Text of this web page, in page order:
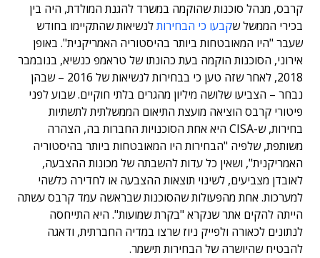
קרבס, מנהל סוכנות שהוקמה במשרד להגנת המולדת, היה בין
בכירי הממשל שקבעו כי הבחירותלנשיאות שהתקיימו בחודש
שעבר "היו המאובטחות ביותר בהיסטוריה האמריקנית". באופן
אירוני, הסוכנות הוקמה בעת כהונתו של טראמפ כנשיא, בנובמבר
2018, לאחר שזה טען כי בבחירות לנשיאות של 2016 – שבהן
נבחר – הצביעו שלושה מיליון מהגרים בלתי חוקיים. שבוע לפני
פיטורי קרבס הוציאה מועצת התיאום הממשלתית לתשתיות
בחירות, ש-CISA היא אחת הסוכנויות החברות בה, הצהרה
משותפת, שלפיה "הבחירות היו המאובטחות ביותר בהיסטוריה
האמריקנית", ושאין כל עדות להשבתה של מכונות ההצבעה,
לאובדן מצביעים, לשינוי תוצאות ההצבעה או לחדירה כלשהי
למערכות. אחת מהפעולות שהסוכנות שבראשה עמד קרבס עשתה
הייתה להקים אתר שנקרא "בקרת שמועות". היא התייחסה
לנתונים לכאורה ולפייק ניוז שרצו במדיה החברתית, ודאגה
להבטיח שהיושרה של הבחירות תישמר.